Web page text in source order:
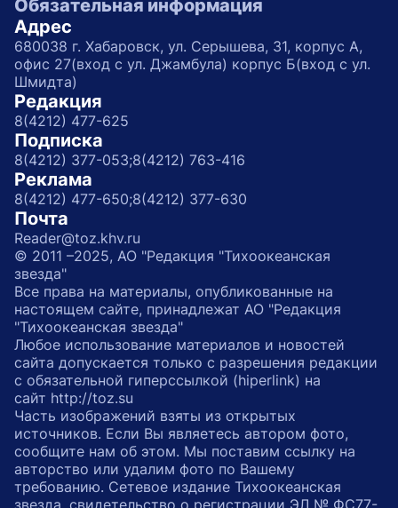
Обязательная информация
Адрес
680038 г. Хабаровск, ул. Серышева, 31, корпус А,
офис 27(вход с ул. Джамбула) корпус Б(вход с ул.
Шмидта)
Редакция
8(4212) 477-625
Подписка
8(4212) 377-053;8(4212) 763-416
Реклама
8(4212) 477-650;8(4212) 377-630
Почта
Reader@toz.khv.ru
© 2011 –2025, АО "Редакция "Тихоокеанская
звезда"
Все права на материалы, опубликованные на
настоящем сайте, принадлежат АО "Редакция
"Тихоокеанская звезда"
Любое использование материалов и новостей
сайта допускается только с разрешения редакции
с обязательной гиперссылкой (hiperlink) на
сайт http://toz.su
Часть изображений взяты из открытых
источников. Если Вы являетесь автором фото,
сообщите нам об этом. Мы поставим ссылку на
авторство или удалим фото по Вашему
требованию. Сетевое издание Тихоокеанская
звезда, свидетельство о регистрации ЭЛ № ФС77-